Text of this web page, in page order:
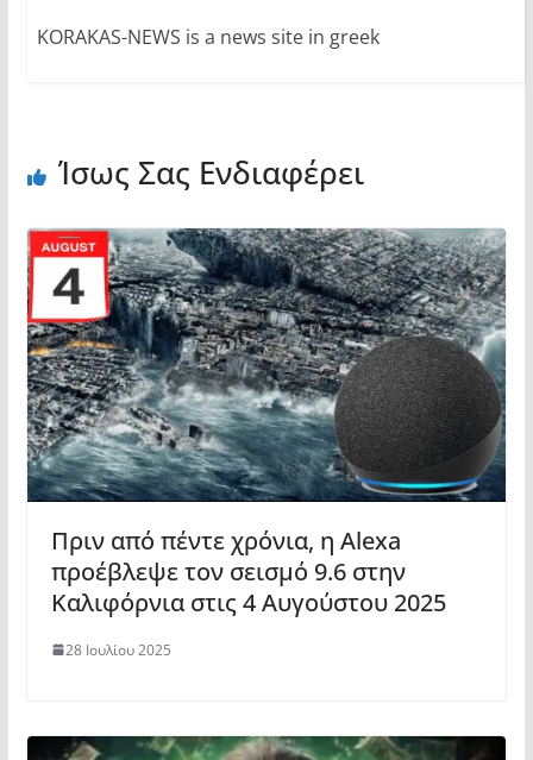
KORAKAS-NEWS is a news site in greek
Ίσως Σας Ενδιαφέρει
Πριν από πέντε χρόνια, η Alexa
προέβλεψε τον σεισμό 9.6 στην
Καλιφόρνια στις 4 Αυγούστου 2025
28 Ιουλίου 2025